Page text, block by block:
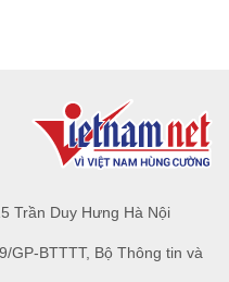
Trần Duy Hưng Hà Nội
GP-BTTTT, Bộ Thông tin và